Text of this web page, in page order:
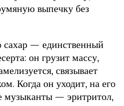
выпечку без
сахар — единственный
он грузит массу,
связывает
Когда он уходит, на его
музыканты — эритритол,